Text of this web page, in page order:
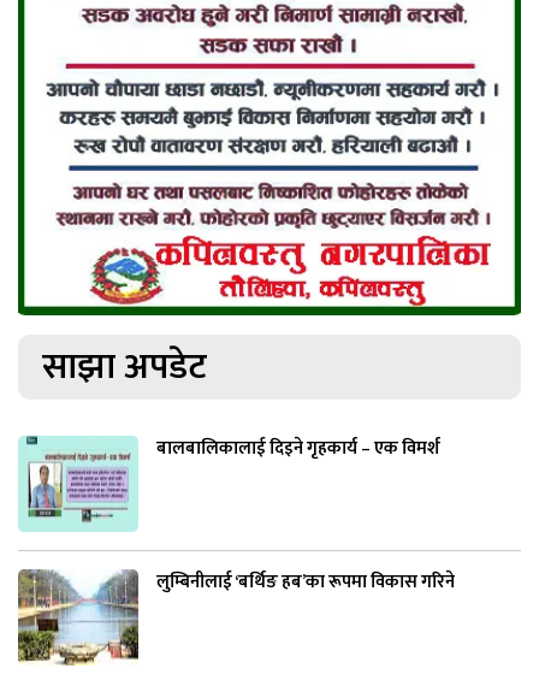
साझा अपडेट
बालबालिकालाई दिइने गृहकार्य – एक विमर्श
लुम्बिनीलाई ‘बर्थिङ हब’का रूपमा विकास गरिने